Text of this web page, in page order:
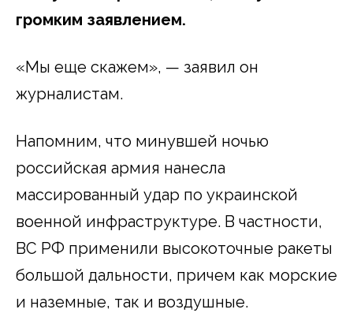
громким заявлением.
«Мы еще скажем», — заявил он
журналистам.
Напомним, что минувшей ночью
российская армия нанесла
массированный удар по украинской
военной инфраструктуре. В частности,
ВС РФ применили высокоточные ракеты
большой дальности, причем как морские
и наземные, так и воздушные.